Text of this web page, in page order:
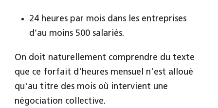
24 heures par mois dans les entreprises
d’au moins 500 salariés.
On doit naturellement comprendre du texte
que ce forfait d'heures mensuel n'est alloué
qu'au titre des mois où intervient une
négociation collective.